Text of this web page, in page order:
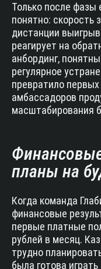
Только после фазы
понятно: скорость
дистанции
реагирует на
анбординг,
регулярное
превратило первых
амбассадоров
масштабирования
планы на
Когда команда
финансовые
первые платные
рублей в месяц.
трудно
была готова